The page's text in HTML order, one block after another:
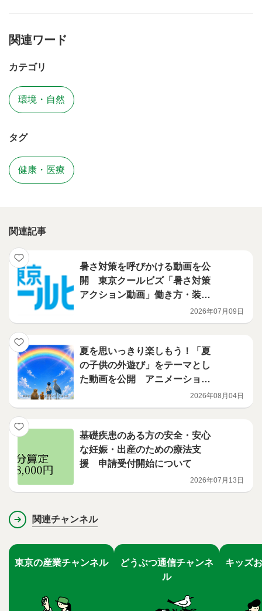
関連ワード
カテゴリ
環境・自然
タグ
健康・医療
関連記事
暑さ対策を呼びかける動画を公
開 東京クールビズ「暑さ対策
アクション動画」働き方・装い
2026年07月09日
夏を思いっきり楽しもう！「夏
の子供の外遊び」をテーマとし
た動画を公開 アニメーション
2026年08月04日
基礎疾患のある方の安全・安心
な妊娠・出産のための療法支
援 申請受付開始について
2026年07月13日
関連チャンネル